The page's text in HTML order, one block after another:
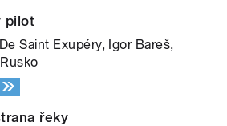
pilot
Saint Exupéry, Igor Bareš,
řeky